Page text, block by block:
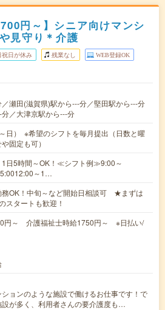
円～】シニア向けマンシ
見守り＊介護
祝日が休み 残業なし WEB登録OK
瀬田(滋賀県)駅から---分／堅田駅から---分
分／大津京駅から---分
日） ※希望のシフトを毎月提出（日数と曜
固定も可）
日5時間～OK！≪シフト例≫9:00～
～1…
務OK！中旬～など開始日相談可 ★まずは
スタートも歓迎！
円～ 介護福祉士時給1750円～ ※日払い/
ョンのような施設で働けるお仕事です！で
設が多く、利用者さんの要介護度も…